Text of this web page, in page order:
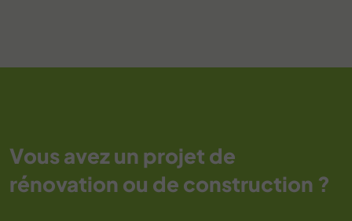
Vous avez un projet de
rénovation ou de construction ?